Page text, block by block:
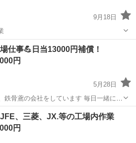
9月18日
鳶職 足場
仕事💪日当13000円補償！
円
5月28日
骨鳶の会社をしています 毎日一緒に仕
く仕事をしています！ 今の仕事を辞め
かなか就職先が見つからない、 18歳か
！...
建設業
、三菱、JX.等の工場内作業
円